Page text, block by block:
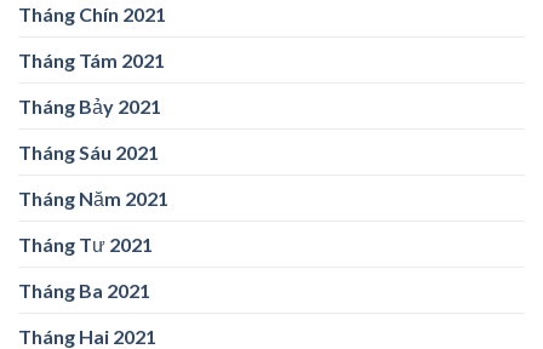
Tháng Chín 2021
Tháng Tám 2021
Tháng Bảy 2021
Tháng Sáu 2021
Tháng Năm 2021
Tháng Tư 2021
Tháng Ba 2021
Tháng Hai 2021